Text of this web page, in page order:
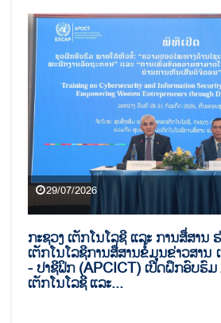
29/07/2026
ກະຊວງ ເຕັກໂນໂລຊີ ແລະ ການສື່ສາ
ເຕັກໂນໂລຊີການສື່ສານຂໍ້ມູນຂ່າວສານ
- ປາຊີຟິກ (APCICT) ເປີດຝຶກອົບຮົມ
ເຕັກໂນໂລຊີ ແລະ...